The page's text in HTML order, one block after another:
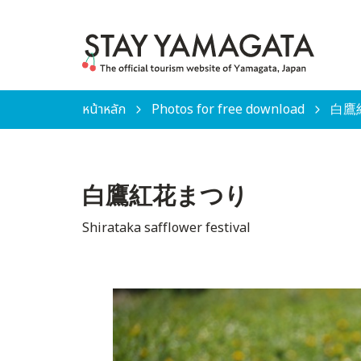
หน้าหลัก Photos for free download 白
白鷹紅花まつり
Shirataka safflower festival